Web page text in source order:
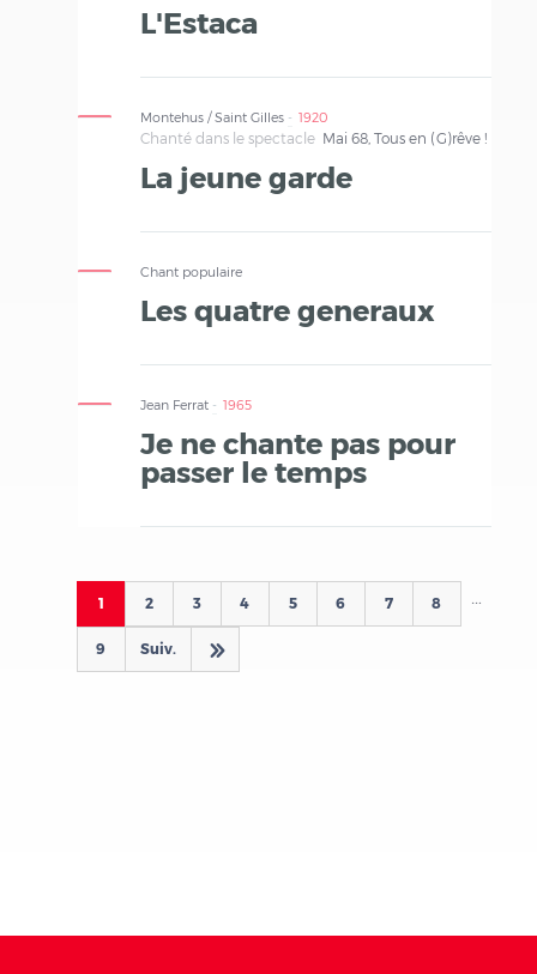
L'Estaca
Montehus / Saint Gilles 1920
Chanté dans le spectacle Mai 68, Tous en (G)rêve !
La jeune garde
Chant populaire
Les quatre generaux
Jean Ferrat 1965
Je ne chante pas pour
passer le temps
1 2 3 4 5 6 7 8
9 Suiv. d